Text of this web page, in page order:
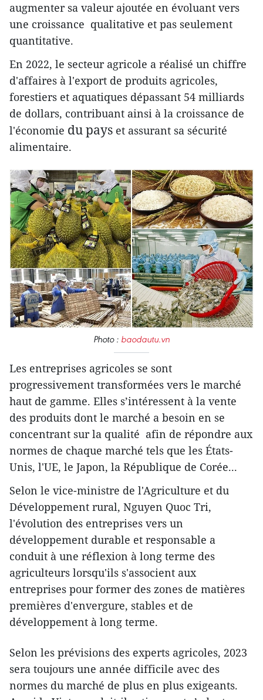
augmenter sa valeur ajoutée en évoluant vers
une croissance qualitative et pas seulement
quantitative.
En 2022, le secteur agricole a réalisé un chiffre
d'affaires à l'export de produits agricoles,
forestiers et aquatiques dépassant 54 milliards
de dollars, contribuant ainsi à la croissance de
l'économie du pays et assurant sa sécurité
alimentaire.
Photo : baodautu.vn
Les entreprises agricoles se sont
progressivement transformées vers le marché
haut de gamme. Elles s’intéressent à la vente
des produits dont le marché a besoin en se
concentrant sur la qualité afin de répondre aux
normes de chaque marché tels que les États-
Unis, l'UE, le Japon, la République de Corée...
Selon le vice-ministre de l'Agriculture et du
Développement rural, Nguyen Quoc Tri,
l'évolution des entreprises vers un
développement durable et responsable a
conduit à une réflexion à long terme des
agriculteurs lorsqu'ils s'associent aux
entreprises pour former des zones de matières
premières d'envergure, stables et de
développement à long terme.
Selon les prévisions des experts agricoles, 2023
sera toujours une année difficile avec des
normes du marché de plus en plus exigeants.